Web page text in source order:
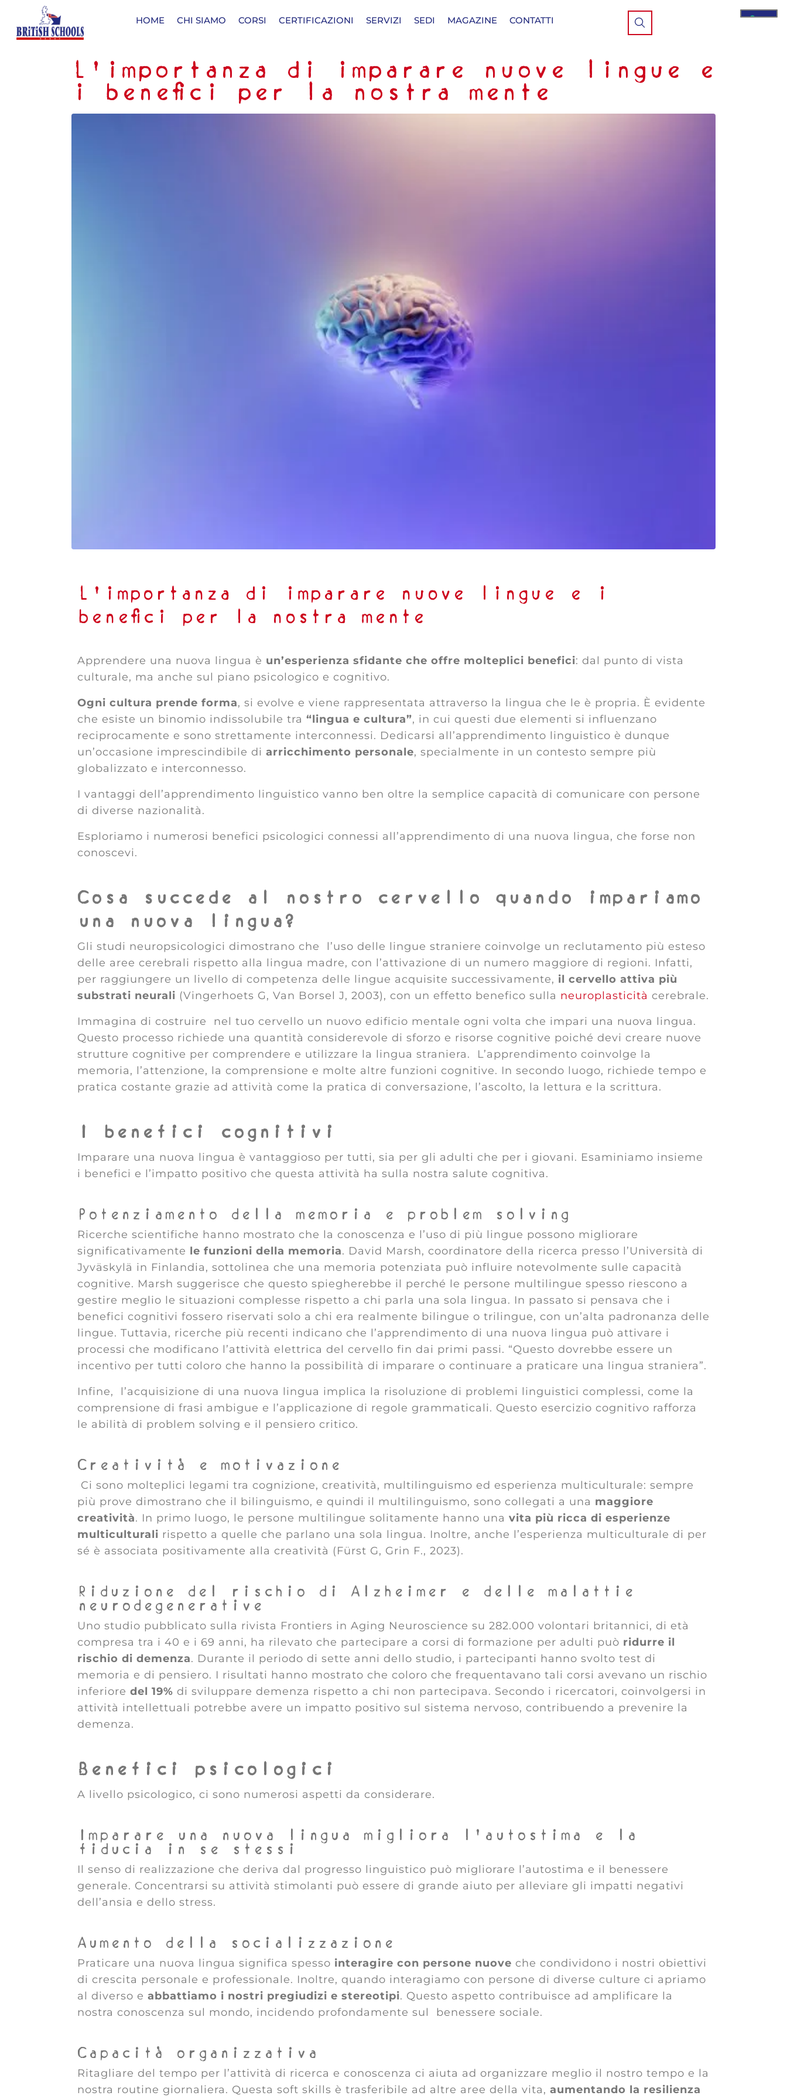
HOME CHI SIAMO CORSI CERTIFICAZIONI SERVIZI SEDI MAGAZINE CONTATTI
L’importanza di imparare nuove lingue e
i benefici per la nostra mente
L’importanza di imparare nuove lingue e i
benefici per la nostra mente
Apprendere una nuova lingua è un’esperienza sfidante che offre molteplici benefici: dal punto di vista
culturale, ma anche sul piano psicologico e cognitivo.
Ogni cultura prende forma, si evolve e viene rappresentata attraverso la lingua che le è propria. È evidente
che esiste un binomio indissolubile tra “lingua e cultura”, in cui questi due elementi si influenzano
reciprocamente e sono strettamente interconnessi. Dedicarsi all’apprendimento linguistico è dunque
un’occasione imprescindibile di arricchimento personale, specialmente in un contesto sempre più
globalizzato e interconnesso.
I vantaggi dell’apprendimento linguistico vanno ben oltre la semplice capacità di comunicare con persone
di diverse nazionalità.
Esploriamo i numerosi benefici psicologici connessi all’apprendimento di una nuova lingua, che forse non
conoscevi.
Cosa succede al nostro cervello quando impariamo
una nuova lingua?
Gli studi neuropsicologici dimostrano che l’uso delle lingue straniere coinvolge un reclutamento più esteso
delle aree cerebrali rispetto alla lingua madre, con l’attivazione di un numero maggiore di regioni. Infatti,
per raggiungere un livello di competenza delle lingue acquisite successivamente, il cervello attiva più
substrati neurali (Vingerhoets G, Van Borsel J, 2003), con un effetto benefico sulla neuroplasticità cerebrale.
Immagina di costruire nel tuo cervello un nuovo edificio mentale ogni volta che impari una nuova lingua.
Questo processo richiede una quantità considerevole di sforzo e risorse cognitive poiché devi creare nuove
strutture cognitive per comprendere e utilizzare la lingua straniera. L’apprendimento coinvolge la
memoria, l’attenzione, la comprensione e molte altre funzioni cognitive. In secondo luogo, richiede tempo e
pratica costante grazie ad attività come la pratica di conversazione, l’ascolto, la lettura e la scrittura.
I benefici cognitivi
Imparare una nuova lingua è vantaggioso per tutti, sia per gli adulti che per i giovani. Esaminiamo insieme
i benefici e l’impatto positivo che questa attività ha sulla nostra salute cognitiva.
Potenziamento della memoria e problem solving
Ricerche scientifiche hanno mostrato che la conoscenza e l’uso di più lingue possono migliorare
significativamente le funzioni della memoria. David Marsh, coordinatore della ricerca presso l’Università di
Jyväskylä in Finlandia, sottolinea che una memoria potenziata può influire notevolmente sulle capacità
cognitive. Marsh suggerisce che questo spiegherebbe il perché le persone multilingue spesso riescono a
gestire meglio le situazioni complesse rispetto a chi parla una sola lingua. In passato si pensava che i
benefici cognitivi fossero riservati solo a chi era realmente bilingue o trilingue, con un’alta padronanza delle
lingue. Tuttavia, ricerche più recenti indicano che l’apprendimento di una nuova lingua può attivare i
processi che modificano l’attività elettrica del cervello fin dai primi passi. “Questo dovrebbe essere un
incentivo per tutti coloro che hanno la possibilità di imparare o continuare a praticare una lingua straniera”.
Infine, l’acquisizione di una nuova lingua implica la risoluzione di problemi linguistici complessi, come la
comprensione di frasi ambigue e l’applicazione di regole grammaticali. Questo esercizio cognitivo rafforza
le abilità di problem solving e il pensiero critico.
Creatività e motivazione
Ci sono molteplici legami tra cognizione, creatività, multilinguismo ed esperienza multiculturale: sempre
più prove dimostrano che il bilinguismo, e quindi il multilinguismo, sono collegati a una maggiore
creatività. In primo luogo, le persone multilingue solitamente hanno una vita più ricca di esperienze
multiculturali rispetto a quelle che parlano una sola lingua. Inoltre, anche l’esperienza multiculturale di per
sé è associata positivamente alla creatività (Fürst G, Grin F., 2023).
Riduzione del rischio di Alzheimer e delle malattie
neurodegenerative
Uno studio pubblicato sulla rivista Frontiers in Aging Neuroscience su 282.000 volontari britannici, di età
compresa tra i 40 e i 69 anni, ha rilevato che partecipare a corsi di formazione per adulti può ridurre il
rischio di demenza. Durante il periodo di sette anni dello studio, i partecipanti hanno svolto test di
memoria e di pensiero. I risultati hanno mostrato che coloro che frequentavano tali corsi avevano un rischio
inferiore del 19% di sviluppare demenza rispetto a chi non partecipava. Secondo i ricercatori, coinvolgersi in
attività intellettuali potrebbe avere un impatto positivo sul sistema nervoso, contribuendo a prevenire la
demenza.
Benefici psicologici
A livello psicologico, ci sono numerosi aspetti da considerare.
Imparare una nuova lingua migliora l’autostima e la
fiducia in se stessi
Il senso di realizzazione che deriva dal progresso linguistico può migliorare l’autostima e il benessere
generale. Concentrarsi su attività stimolanti può essere di grande aiuto per alleviare gli impatti negativi
dell’ansia e dello stress.
Aumento della socializzazione
Praticare una nuova lingua significa spesso interagire con persone nuove che condividono i nostri obiettivi
di crescita personale e professionale. Inoltre, quando interagiamo con persone di diverse culture ci apriamo
al diverso e abbattiamo i nostri pregiudizi e stereotipi. Questo aspetto contribuisce ad amplificare la
nostra conoscenza sul mondo, incidendo profondamente sul benessere sociale.
Capacità organizzativa
Ritagliare del tempo per l’attività di ricerca e conoscenza ci aiuta ad organizzare meglio il nostro tempo e la
nostra routine giornaliera. Questa soft skills è trasferibile ad altre aree della vita, aumentando la resilienza